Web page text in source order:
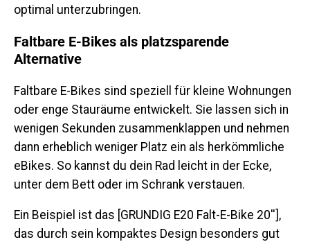
optimal unterzubringen.
Faltbare E-Bikes als platzsparende
Alternative
Faltbare E-Bikes sind speziell für kleine Wohnungen
oder enge Stauräume entwickelt. Sie lassen sich in
wenigen Sekunden zusammenklappen und nehmen
dann erheblich weniger Platz ein als herkömmliche
eBikes. So kannst du dein Rad leicht in der Ecke,
unter dem Bett oder im Schrank verstauen.
Ein Beispiel ist das [GRUNDIG E20 Falt-E-Bike 20''],
das durch sein kompaktes Design besonders gut